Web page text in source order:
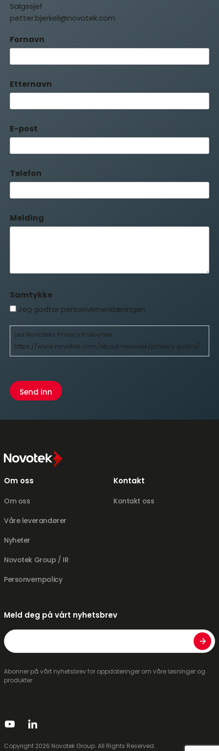
Salgssjef
petter.bjerkeli@novotek.com
Fornavn
Etternavn
E-post
Telefon
Melding
Samtykke
Jeg godtar personvernerklæringen.
Les Novoteks Privacy Policy her:
https://www.novotek.com/about-novotek/privacy-policy/
P
T
C
A
Om oss
Om oss
Våre leverandører
Nyheter
Novotek Group / IR
Personvernpolicy
Kontakt
Kontakt oss
Meld deg på vårt nyhetsbrev
E-
post
Abonner på vårt nyhetsbrev for oppdateringer om våre løsninger og
produkter.
Copyright 2026 Novotek Group. All Rights Reserved.